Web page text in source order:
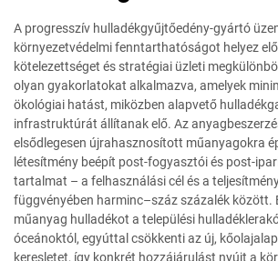
A progresszív hulladékgyűjtőedény-gyártó
környezetvédelmi fenntarthatóságot helyez
kötelezettséget és stratégiai üzleti
olyan gyakorlatokat alkalmazva, amelyek
ökológiai hatást, miközben alapvető
infrastruktúrát állítanak elő. Az
elsődlegesen újrahasznosított műanyagokra
létesítmény beépít post-fogyasztói és post-
tartalmat – a felhasználási cél és a
függvényében harminc–száz százalék között.
műanyag hulladékot a települési
óceánoktól, egyúttal csökkenti az új,
keresletet, így konkrét hozzájárulást nyújt a